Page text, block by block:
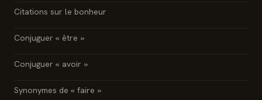
Citations sur le bonheur
Conjuguer « être »
Conjuguer « avoir »
Synonymes de « faire »